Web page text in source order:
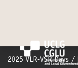
2025 VLR-VSR Days /